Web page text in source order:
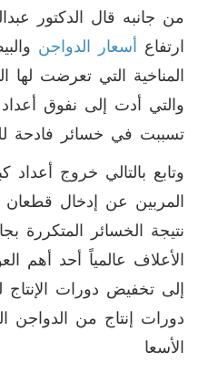
من جانبه قال الدكتور
ارتفاع أسعار الدواجن
المناخية التي تعرضت لها
والتي أدت إلى نفوق
تسببت في خسائر فادحة
وتابع بالتالي خروج
المربين عن إدخال قطعان
نتيجة الخسائر المتكررة
الأعلاف عالمياً أحد أهم
دورات إنتاج من الدواجن
الأسعا